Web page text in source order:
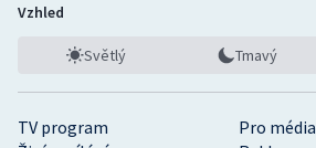
TV program
Pro média
Vzhled
Světlý Tmavý